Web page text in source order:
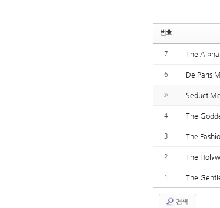
번호
7 The
6 De Paris
» Seduct
4 The
3 The
2 The
1 The
검색